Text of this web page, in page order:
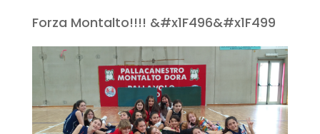
Forza Montalto!!!! &#x1F496&#x1F499